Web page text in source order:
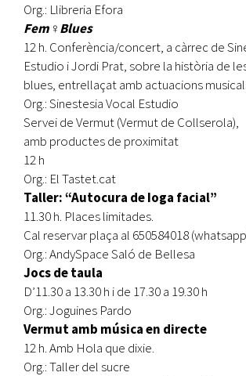
Org.: Llibreria Efora
Fem♀Blues
12 h. Conferència/concert, a càrrec de
Estudio i Jordi Prat, sobre la història de
blues, entrellaçat amb actuacions
Org.: Sinestesia Vocal Estudio
Servei de Vermut (Vermut de Collserola),
amb productes de proximitat
12 h
Org.: El Tastet.cat
Taller: “Autocura de Ioga facial”
11.30 h. Places limitades.
Cal reservar plaça al 650584018
Org.: AndySpace Saló de Bellesa
Jocs de taula
D’11.30 a 13.30 h i de 17.30 a 19.30 h
Org.: Joguines Pardo
Vermut amb música en directe
12 h. Amb Hola que dixie.
Org.: Taller del sucre